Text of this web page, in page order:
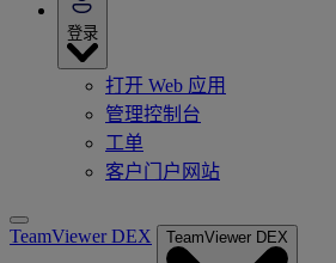
登录
打开 Web 应用
管理控制台
工单
客户门户网站
TeamViewer DEX TeamViewer DEX